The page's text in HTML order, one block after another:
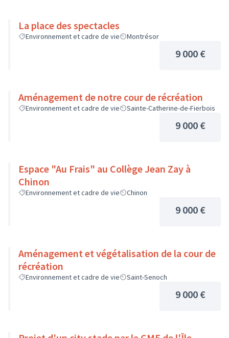
La place des spectacles
Environnement et cadre de vie Montrésor
9 000 €
Aménagement de notre cour de récréation
Environnement et cadre de vie Sainte-Catherine-de-Fierbois
9 000 €
Espace "Au Frais" au Collège Jean Zay à
Chinon
Environnement et cadre de vie Chinon
9 000 €
Aménagement et végétalisation de la cour de
récréation
Environnement et cadre de vie Saint-Senoch
9 000 €